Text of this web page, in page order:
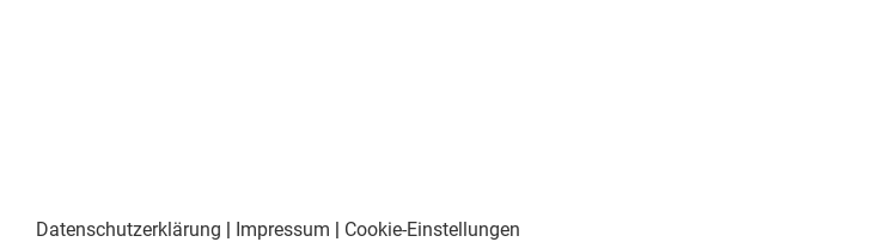
Datenschutzerklärung | Impressum | Cookie-Einstellungen